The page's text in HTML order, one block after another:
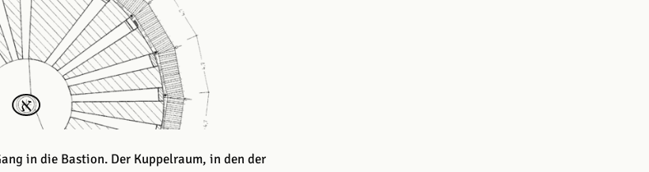
א
in die Bastion. Der Kuppelraum, in den der